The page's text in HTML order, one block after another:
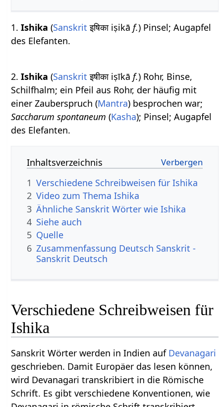
1.Ishika (Sanskrit इषिका iṣikāf.) Pinsel; Augapfel
des Elefanten.
2.Ishika (Sanskrit इषीका iṣīkāf.) Rohr, Binse,
Schilfhalm; ein Pfeil aus Rohr, der häufig mit
einer Zauberspruch (Mantra) besprochen war;
Saccharum spontaneum (Kasha); Pinsel; Augapfel
des Elefanten.
Inhaltsverzeichnis
1 Verschiedene Schreibweisen für Ishika
2 Video zum Thema Ishika
3 Ähnliche Sanskrit Wörter wie Ishika
4 Siehe auch
5 Quelle
6 Zusammenfassung Deutsch Sanskrit -
Sanskrit Deutsch
Verschiedene Schreibweisen für
Ishika
Sanskrit Wörter werden in Indien auf Devanagari
geschrieben. Damit Europäer das lesen können,
wird Devanagari transkribiert in die Römische
Schrift. Es gibt verschiedene Konventionen, wie